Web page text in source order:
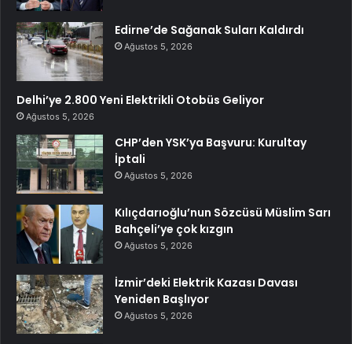
Edirne’de Sağanak Suları Kaldırdı
Ağustos 5, 2026
Delhi’ye 2.800 Yeni Elektrikli Otobüs Geliyor
Ağustos 5, 2026
CHP’den YSK’ya Başvuru: Kurultay
İptali
Ağustos 5, 2026
Kılıçdarıoğlu’nun Sözcüsü Müslim Sarı
Bahçeli’ye çok kızgın
Ağustos 5, 2026
İzmir’deki Elektrik Kazası Davası
Yeniden Başlıyor
Ağustos 5, 2026